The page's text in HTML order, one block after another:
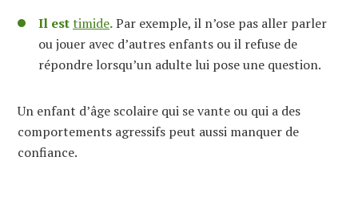
Il esttimide.Par exemple, il n’ose pas aller parler
ou jouer avec d’autres enfants ou il refuse de
répondre lorsqu’un adulte lui pose une question.
Un enfant d’âge scolaire qui se vante ou qui a des
comportements agressifs peut aussi manquer de
confiance.